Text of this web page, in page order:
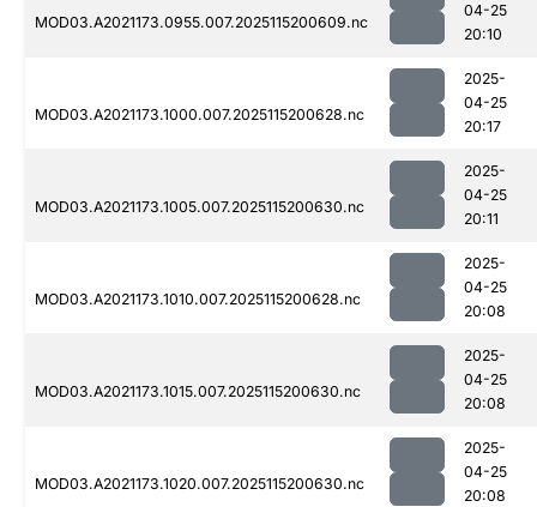
MOD03.A2021173.0955.007.2025115200609.nc
04-25
20:10
MOD03.A2021173.1000.007.2025115200628.nc
2025-
04-25
20:17
MOD03.A2021173.1005.007.2025115200630.nc
2025-
04-25
20:11
MOD03.A2021173.1010.007.2025115200628.nc
2025-
04-25
20:08
MOD03.A2021173.1015.007.2025115200630.nc
2025-
04-25
20:08
MOD03.A2021173.1020.007.2025115200630.nc
2025-
04-25
20:08